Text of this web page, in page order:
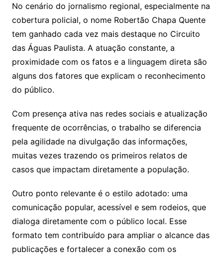
No cenário do jornalismo regional, especialmente na
cobertura policial, o nome Robertão Chapa Quente
tem ganhado cada vez mais destaque no Circuito
das Águas Paulista. A atuação constante, a
proximidade com os fatos e a linguagem direta são
alguns dos fatores que explicam o reconhecimento
do público.
Com presença ativa nas redes sociais e atualização
frequente de ocorrências, o trabalho se diferencia
pela agilidade na divulgação das informações,
muitas vezes trazendo os primeiros relatos de
casos que impactam diretamente a população.
Outro ponto relevante é o estilo adotado: uma
comunicação popular, acessível e sem rodeios, que
dialoga diretamente com o público local. Esse
formato tem contribuído para ampliar o alcance das
publicações e fortalecer a conexão com os